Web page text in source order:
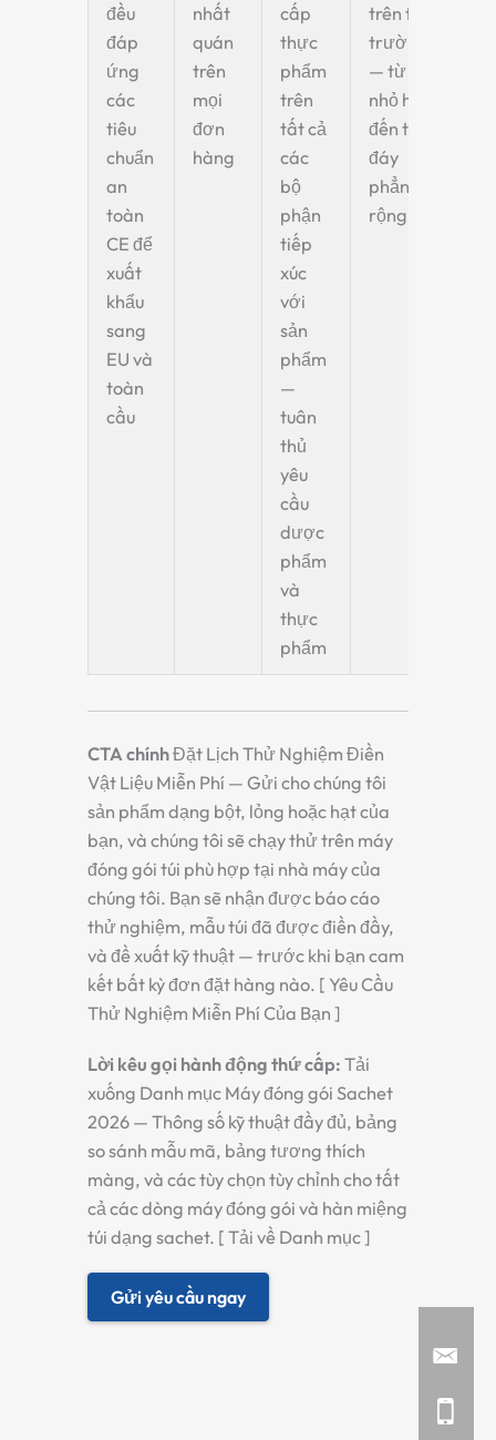
đều
đáp
ứng
các
tiêu
chuẩn
an
toàn
CE để
xuất
khẩu
sang
EU và
toàn
cầu
nhất
quán
trên
mọi
đơn
hàng
cấp
thực
phẩm
trên
tất cả
các
bộ
phận
tiếp
xúc
với
sản
phẩm
—
tuân
thủ
yêu
cầu
dược
phẩm
và
thực
phẩm
trên thị
trường
— từ túi
nhỏ hẹp
đến túi
đáy
phẳng
rộng
CTA chínhĐặt Lịch Thử Nghiệm Điền
Vật Liệu Miễn Phí — Gửi cho chúng tôi
sản phẩm dạng bột, lỏng hoặc hạt của
bạn, và chúng tôi sẽ chạy thử trên máy
đóng gói túi phù hợp tại nhà máy của
chúng tôi. Bạn sẽ nhận được báo cáo
thử nghiệm, mẫu túi đã được điền đầy,
và đề xuất kỹ thuật — trước khi bạn cam
kết bất kỳ đơn đặt hàng nào. [ Yêu Cầu
Thử Nghiệm Miễn Phí Của Bạn ]
Lời kêu gọi hành động thứ cấp: Tải
xuống Danh mục Máy đóng gói Sachet
2026 — Thông số kỹ thuật đầy đủ, bảng
so sánh mẫu mã, bảng tương thích
màng, và các tùy chọn tùy chỉnh cho tất
cả các dòng máy đóng gói và hàn miệng
túi dạng sachet. [ Tải về Danh mục ]
Gửi yêu cầu ngay